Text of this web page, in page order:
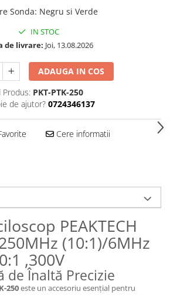
Sonda: Negru si Verde
IN STOC
de livrare: Joi, 13.08.2026
ADAUGA IN COS
Produs: PKT-PTK-250
de ajutor? 0724346137
Cere informatii
PEAKTECH
(10:1)/6MHz
,300V
de Înaltă Precizie
250este un accesoriu esențial pentru